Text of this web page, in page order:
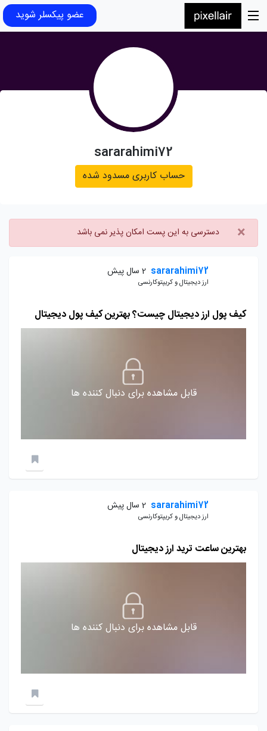
عضو پیکسلر شوید
sararahimi72
حساب کاربری مسدود شده
× دسترسی به این پست امکان پذیر نمی باشد
sararahimi72 2 سال پیش
ارز دیجیتال و کریپتوکارنسی
کیف پول ارز دیجیتال چیست؟ بهترین کیف پول دیجیتال
قابل مشاهده برای دنبال کننده ها
sararahimi72 2 سال پیش
ارز دیجیتال و کریپتوکارنسی
بهترین ساعت ترید ارز دیجیتال
قابل مشاهده برای دنبال کننده ها